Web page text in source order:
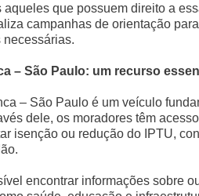
aqueles que possuem direito a
campanhas de orientação
necessárias.
– São Paulo: um recurso
– São Paulo é um veículo
dele, os moradores têm
isenção ou redução do IPTU,
encontrar informações sobre